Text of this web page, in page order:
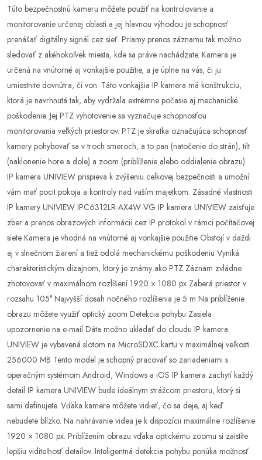
Túto bezpečnostnú kameru môžete použiť na kontrolovanie a
monitorovanie určenej oblasti a jej hlavnou výhodou je schopnosť
prenášať digitálny signál cez sieť. Priamy prenos záznamu tak možno
sledovať z akéhokoľvek miesta, kde sa práve nachádzate. Kamera je
určená na vnútorné aj vonkajšie použitie, a je úplne na vás, či ju
umiestnite dovnútra, či von. Táto vonkajšia IP kamera má konštrukciu,
ktorá je navrhnutá tak, aby vydržala extrémne počasie aj mechanické
poškodenie. Jej PTZ vyhotovenie sa vyznačuje schopnosťou
monitorovania veľkých priestorov. PTZ je skratka označujúca schopnosť
kamery pohybovať sa v troch smeroch, a to pan (natočenie do strán), tilt
(naklonenie hore a dole) a zoom (priblíženie alebo oddialenie obrazu).
IP kamera UNIVIEW prispieva k zvýšeniu celkovej bezpečnosti a umožní
vám mať pocit pokoja a kontroly nad vaším majetkom. Zásadné vlastnosti
IP kamery UNIVIEW IPC6312LR-AX4W-VG IP kamera UNIVIEW zaisťuje
zber a prenos obrazových informácií cez IP protokol v rámci počítačovej
siete Kamera je vhodná na vnútorné aj vonkajšie použitie Obstojí v daždi
aj v slnečnom žiarení a tiež odolá mechanickému poškodeniu Vyniká
charakteristickým dizajnom, ktorý je známy ako PTZ Záznam zvládne
zhotovovať v maximálnom rozlíšení 1920 × 1080 px Zaberá priestor v
rozsahu 105° Najvyšší dosah nočného rozlíšenia je 5 m Na priblíženie
obrazu môžete využiť optický zoom Detekcia pohybu Zasiela
upozornenie na e-mail Dáta možno ukladať do cloudu IP kamera
UNIVIEW je vybavená slotom na MicroSDXC kartu v maximálnej veľkosti
256000 MB Tento model je schopný pracovať so zariadeniami s
operačným systémom Android, Windows a iOS IP kamera zachytí každý
detail IP kamera UNIVIEW bude ideálnym strážcom priestoru, ktorý si
sami definujete. Vďaka kamere môžete vidieť, čo sa deje, aj keď
nebudete blízko. Na nahrávanie videa je k dispozícii maximálne rozlíšenie
1920 × 1080 px. Priblížením obrazu vďaka optickému zoomu si zaistíte
lepšiu viditeľnosť detailov. Inteligentná detekcia pohybu ponúka možnosť